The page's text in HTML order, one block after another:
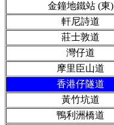
金鐘地鐵站 (東)
軒尼詩道
莊士敦道
灣仔道
摩里臣山道
香港仔隧道
黃竹坑道
鴨利洲橋道